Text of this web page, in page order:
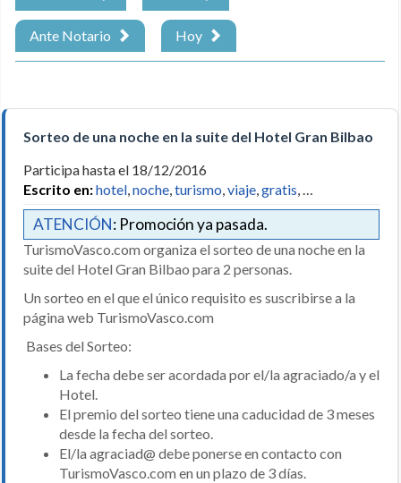
Ante Notario Hoy
Sorteo de una noche en la suite del Hotel Gran Bilbao
Participa hasta el 18/12/2016
Escrito en:hotel,noche,turismo,viaje,gratis, …
ATENCIÓN: Promoción ya pasada.
TurismoVasco.com organiza el sorteo de una noche en la
suite del Hotel Gran Bilbao para 2 personas.
Un sorteo en el que el único requisito es suscribirse a la
página web TurismoVasco.com
Bases del Sorteo:
La fecha debe ser acordada por el/la agraciado/a y el
Hotel.
El premio del sorteo tiene una caducidad de 3 meses
desde la fecha del sorteo.
El/la agraciad@ debe ponerse en contacto con
TurismoVasco.com en un plazo de 3 días.